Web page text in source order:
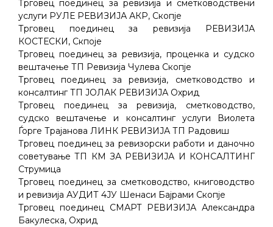
Трговец поединец за ревизија и сметководствени
услуги РУЛЕ РЕВИЗИЈА АКР, Скопје
Трговец поединец за ревизија РЕВИЗИЈА
КОСТЕСКИ, Скпоје
Трговец поединец за ревизија, проценка и судско
вештачење ТП Ревизија Чулева Скопје
Трговец поединец за ревизија, сметководство и
консалтинг ТП ЈОЛАК РЕВИЗИЈА Охрид
Трговец поединец за ревизија, сметководство,
судско вештачење и консалтинг услуги Виолета
Ѓорге Трајанова ЛИНК РЕВИЗИЈА ТП Радовиш
Трговец поединец за ревизорски работи и даночно
советување ТП КМ ЗА РЕВИЗИЈА И КОНСАЛТИНГ
Струмица
Трговец поединец за сметководство, книговодство
и ревизија АУДИТ 4ЈУ Шенаси Бајрами Скопје
Трговец поединец СМАРТ РЕВИЗИЈА Александра
Бакулеска, Охрид